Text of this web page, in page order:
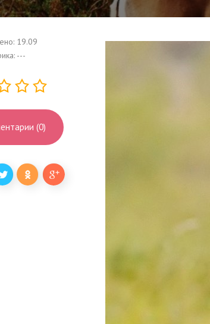
19.09
---
(0)